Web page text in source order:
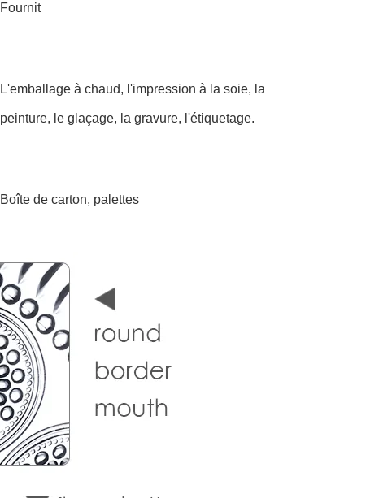
Fournit
L'emballage à chaud, l'impression à la soie, la
peinture, le glaçage, la gravure, l'étiquetage.
Boîte de carton, palettes